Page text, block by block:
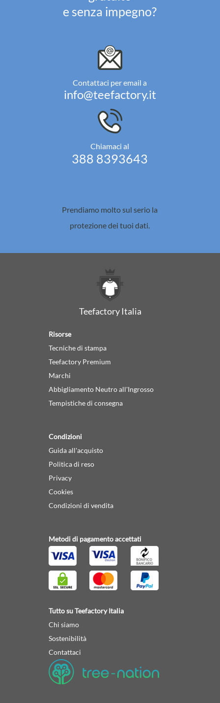
e senza impegno?
Contattaci per email a
info@teefactory.it
Chiamaci al
388 8393643
Prendiamo molto sul serio la
protezione dei tuoi dati.
Teefactory Italia
Risorse
Tecniche di stampa
Teefactory Premium
Marchi
Abbigliamento Neutro all'Ingrosso
Tempistiche di consegna
Condizioni
Guida all'acquisto
Politica di reso
Privacy
Cookies
Condizioni di vendita
Metodi di pagamento accettati
Tutto su Teefactory Italia
Chi siamo
Sostenibilità
Contattaci